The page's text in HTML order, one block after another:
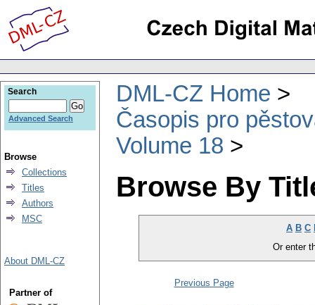
DML-CZ Home
Časopis pro
Volume 18
Browse By
A B C
Or enter
Previous Page
Search
Advanced Search
Browse
Collections
Titles
Authors
MSC
About DML-CZ
Partner of